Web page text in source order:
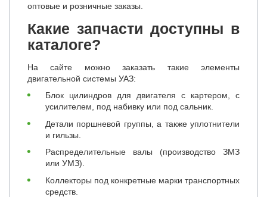
оптовые и розничные заказы.
Какие запчасти доступны в
каталоге?
На сайте можно заказать такие элементы
двигательной системы УАЗ:
Блок цилиндров для двигателя с картером, с
усилителем, под набивку или под сальник.
Детали поршневой группы, а также уплотнители
и гильзы.
Распределительные валы (производство ЗМЗ
или УМЗ).
Коллекторы под конкретные марки транспортных
средств.